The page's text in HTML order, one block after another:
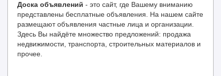
Доска объявлений - это сайт, где Вашему вниманию
представлены бесплатные объявления. На нашем сайте
размещают объявления частные лица и организации.
Здесь Вы найдёте множество предложений: продажа
недвижимости, транспорта, строительных материалов и
прочее.